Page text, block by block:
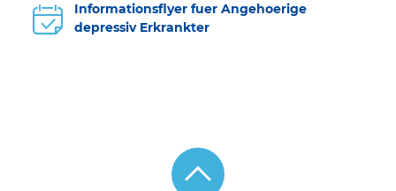
Informationsflyer fuer Angehoerige
depressiv Erkrankter